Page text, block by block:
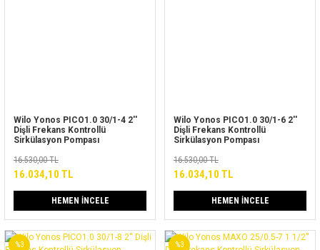
Wilo Yonos PICO1.0 30/1-4 2''
Dişli Frekans Kontrollü
Sirkülasyon Pompası
16.530,00 TL
16.034,10 TL
HEMEN İNCELE
Wilo Yonos PICO1.0 30/1-6 2''
Dişli Frekans Kontrollü
Sirkülasyon Pompası
16.530,00 TL
16.034,10 TL
HEMEN İNCELE
%3 %3